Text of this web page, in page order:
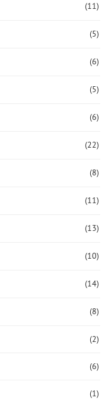
(11)
(5)
(6)
(5)
(6)
(22)
(8)
(11)
(13)
(10)
(14)
(8)
(2)
(6)
(1)